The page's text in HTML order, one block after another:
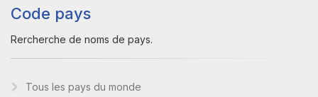
Code pays
Rercherche de noms de pays.
Tous les pays du monde